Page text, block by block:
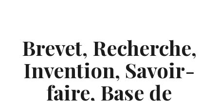
Brevet, Recherche,
Invention, Savoir-
faire, Base de